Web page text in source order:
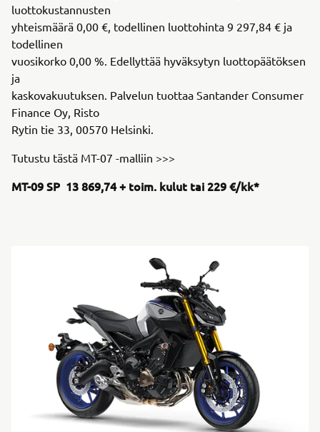
luottokustannusten
yhteismäärä 0,00 €, todellinen luottohinta 9 297,84 € ja
todellinen
vuosikorko 0,00 %. Edellyttää hyväksytyn luottopäätöksen
ja
kaskovakuutuksen. Palvelun tuottaa Santander Consumer
Finance Oy, Risto
Rytin tie 33, 00570 Helsinki.
Tutustu tästä MT-07 -malliin >>>
MT-09 SP 13 869,74 + toim. kulut tai 229 €/kk*